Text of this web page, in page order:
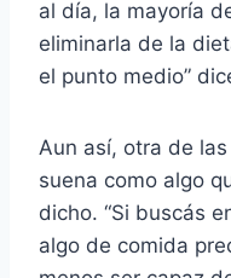
al día, la mayoría
eliminarla de la
el punto medio”
Aun así, otra de
suena como algo
dicho. “Si buscás
algo de comida